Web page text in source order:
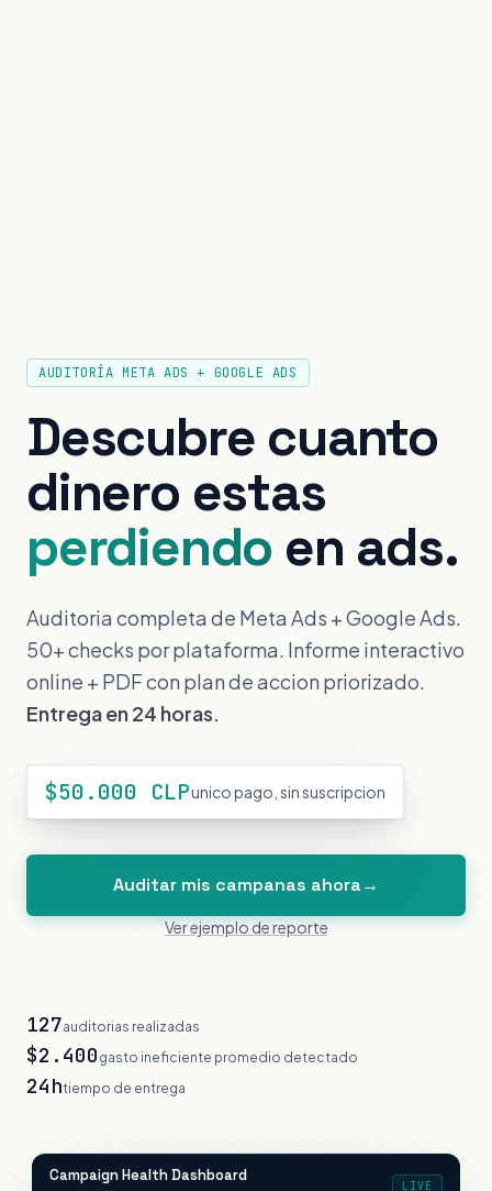
AUDITORÍA META ADS + GOOGLE ADS
Descubre cuanto
dinero estas
perdiendo en ads.
Auditoria completa de Meta Ads + Google Ads.
50+ checks por plataforma. Informe interactivo
online + PDF con plan de accion priorizado.
Entrega en 24 horas.
$50.000 CLPunico pago, sin suscripcion
Auditar mis campanas ahora→
Ver ejemplo de reporte
127auditorias realizadas
$2.400 gasto ineficiente promedio detectado
24htiempo de entrega
Campaign Health Dashboard
LIVE